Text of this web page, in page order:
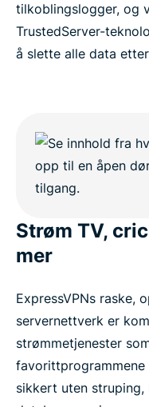
tilkoblingslogger, og
TrustedServer-
å slette alle data
Strøm TV,
mer
ExpressVPNs raske,
servernettverk er
strømmetjenester
sikkert uten